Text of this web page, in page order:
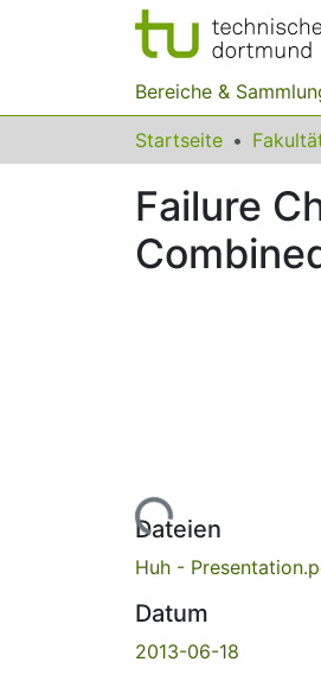
Bereiche &
Startseite
Failure
Lade...
Dateien
Huh -
Datum
2013-06-18